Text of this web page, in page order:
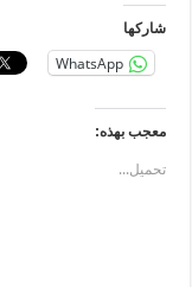
شاركها
WhatsApp
معجب بهذه:
تحميل...